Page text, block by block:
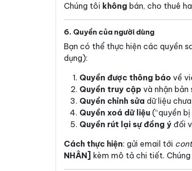
Chúng tôi không bán, cho thuê
6. Quyền của người dùng
Bạn có thể thực hiện các quyền
dụng):
Quyền được thông báo về
Quyền truy cập và nhận bản
Quyền chỉnh sửa dữ liệu
Quyền xoá dữ liệu (“quyền
Quyền rút lại sự đồng ý đối
Cách thực hiện: gửi email tới
NHÂN]
kèm mô tả chi tiết.